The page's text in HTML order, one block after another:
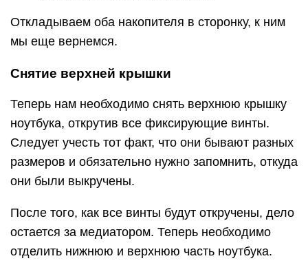
Откладываем оба накопителя в сторонку, к ним
мы еще вернемся.
Снятие верхней крышки
Теперь нам необходимо снять верхнюю крышку
ноутбука, открутив все фиксирующие винты.
Следует учесть тот факт, что они бывают разных
размеров и обязательно нужно запомнить, откуда
они были выкручены.
После того, как все винты будут откручены, дело
остается за медиатором. Теперь необходимо
отделить нижнюю и верхнюю часть ноутбука.